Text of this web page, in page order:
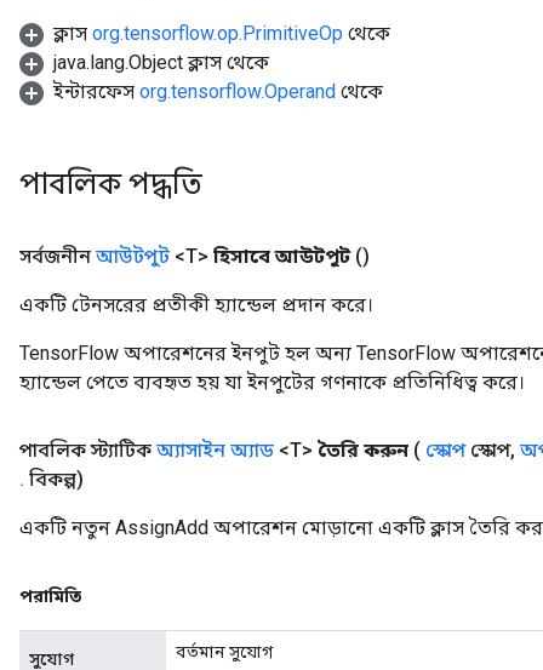
ক্লাস org.tensorflow.op.PrimitiveOp থেকে
java.lang.Object ক্লাস থেকে
ইন্টারফেস org.tensorflow.Operand থেকে
পাবলিক পদ্ধতি
সর্বজনীন আউটপুট <T> হিসাবে আউটপুট ()
একটি টেনসরের প্রতীকী হ্যান্ডেল প্রদান করে।
TensorFlow অপারেশনের ইনপুট হল অন্য TensorFlow
হ্যান্ডেল পেতে ব্যবহৃত হয় যা ইনপুটের গণনাকে প্রতিনিধিত্ব করে।
পাবলিক স্ট্যাটিক অ্যাসাইন অ্যাড <T> তৈরি করুন ( স্কোপস্কোপ,
. বিকল্প)
একটি নতুন AssignAdd অপারেশন মোড়ানো একটি ক্লাস তৈরি
পরামিতি
সুযোগ বর্তমান সুযোগ